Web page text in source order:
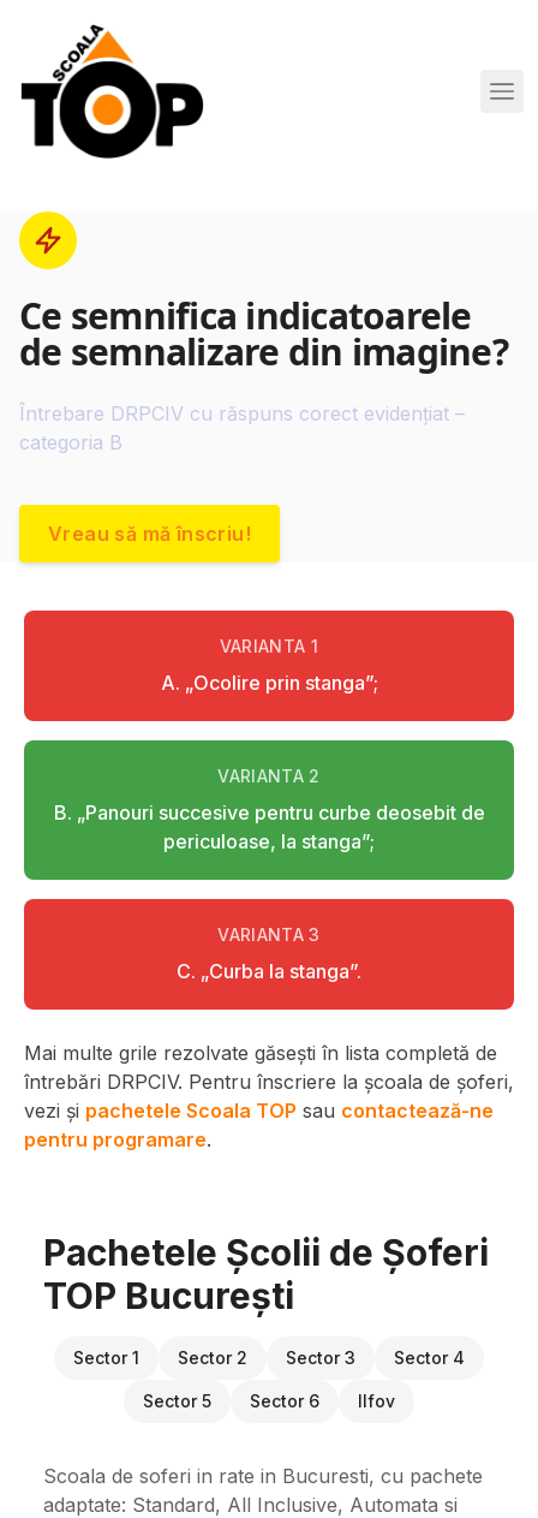
Scoala de Soferi TOP navigation
Ce semnifica indicatoarele
de semnalizare din imagine?
Întrebare DRPCIV cu răspuns corect evidențiat –
categoria B
Vreau să mă înscriu!
VARIANTA 1
A. „Ocolire prin stanga”;
VARIANTA 2
B. „Panouri succesive pentru curbe deosebit de
periculoase, la stanga”;
VARIANTA3
C. „Curba la stanga”.
Mai multe grile rezolvate găsești în lista completă de
întrebări DRPCIV. Pentru înscriere la școala de șoferi,
vezi și pachetele Scoala TOP sau contactează-ne
pentru programare.
Pachetele Școlii de Șoferi
TOP București
Sector 1 Sector 2 Sector 3 Sector 4
Sector 5 Sector 6 Ilfov
Scoala de soferi in rate in Bucuresti, cu pachete
adaptate: Standard, All Inclusive, Automata si